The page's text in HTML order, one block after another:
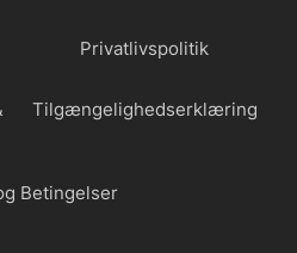
Privatlivspolitik
Tilgængelighedserklæring
Betingelser